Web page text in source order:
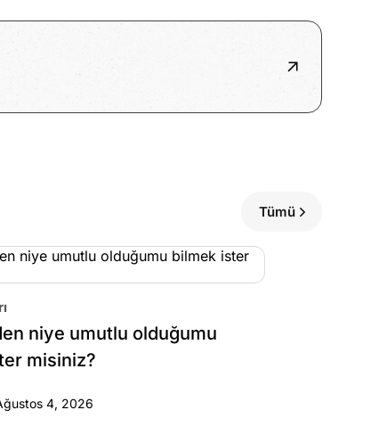
Tümü
niye umutlu olduğumu
misiniz?
4, 2026